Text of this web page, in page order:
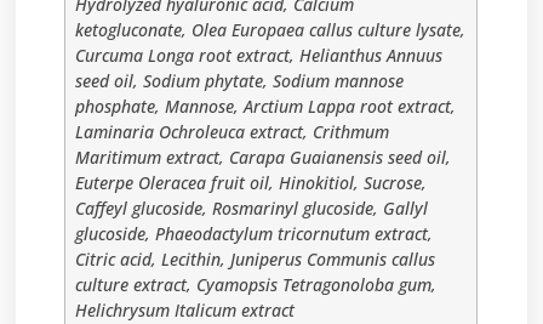
Hydrolyzed hyaluronic acid, Calcium
ketogluconate, Olea Europaea callus culture lysate,
Curcuma Longa root extract, Helianthus Annuus
seed oil, Sodium phytate, Sodium mannose
phosphate, Mannose, Arctium Lappa root extract,
Laminaria Ochroleuca extract, Crithmum
Maritimum extract, Carapa Guaianensis seed oil,
Euterpe Oleracea fruit oil, Hinokitiol, Sucrose,
Caffeyl glucoside, Rosmarinyl glucoside, Gallyl
glucoside, Phaeodactylum tricornutum extract,
Citric acid, Lecithin, Juniperus Communis callus
culture extract, Cyamopsis Tetragonoloba gum,
Helichrysum Italicum extract